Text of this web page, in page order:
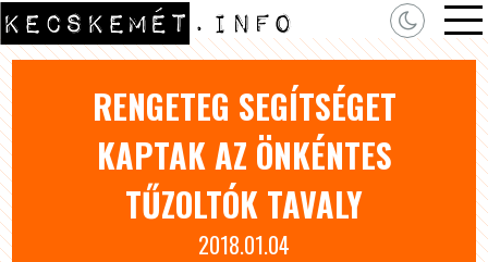
RENGETEG SEGÍTSÉGET
KAPTAK AZ ÖNKÉNTES
TŰZOLTÓK TAVALY
2018.01.04